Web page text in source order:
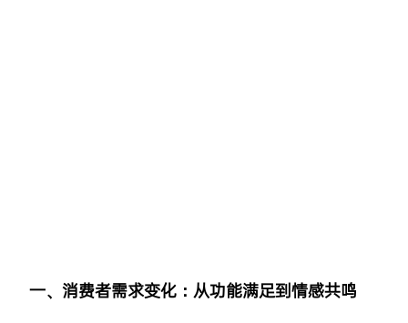
一、消费者需求变化：从功能满足到情感共鸣